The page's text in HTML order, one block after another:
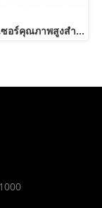
ตลับหมึกเลเซอร์คุณภาพสูงสำหรับ HP และ Canon รุ่น CF283A JUMBO